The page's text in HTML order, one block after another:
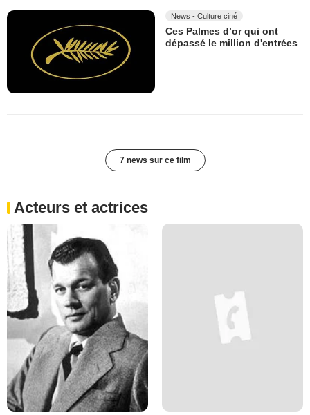
News - Culture ciné
Ces Palmes d’or qui ont
dépassé le million d'entrées
7 news sur ce film
Acteurs et actrices